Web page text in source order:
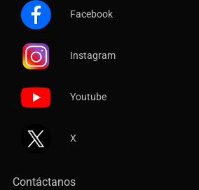
Facebook
Instagram
Youtube
X
Contáctanos